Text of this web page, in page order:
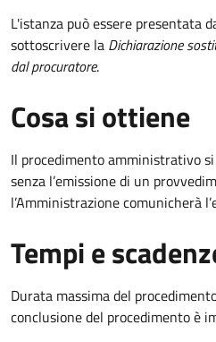
L'istanza può essere presentata
sottoscrivere la Dichiarazione
dal procuratore.
Cosa si ottiene
Il procedimento amministrativo
senza l’emissione di un
l’Amministrazione comunicherà
Tempi e
Durata massima del
conclusione del procedimento è